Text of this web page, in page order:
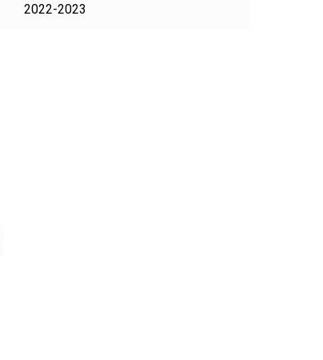
2022-2023